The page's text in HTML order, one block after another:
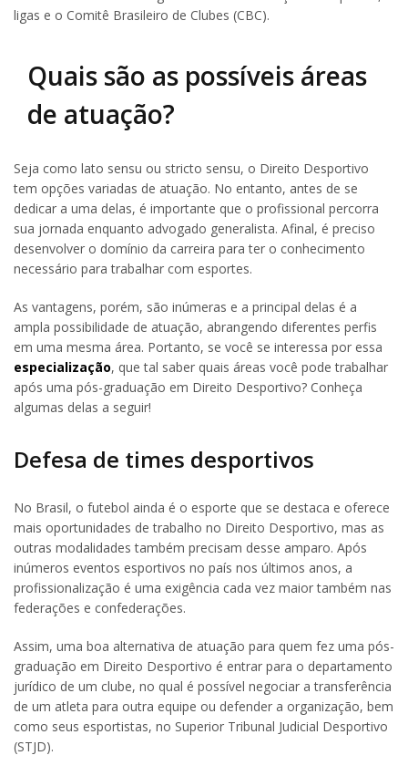
ligas e o Comitê Brasileiro de Clubes (CBC).
Quais são as possíveis áreas
de atuação?
Seja como lato sensu ou stricto sensu, o Direito Desportivo
tem opções variadas de atuação. No entanto, antes de se
dedicar a uma delas, é importante que o profissional percorra
sua jornada enquanto advogado generalista. Afinal, é preciso
desenvolver o domínio da carreira para ter o conhecimento
necessário para trabalhar com esportes.
As vantagens, porém, são inúmeras e a principal delas é a
ampla possibilidade de atuação, abrangendo diferentes perfis
em uma mesma área. Portanto, se você se interessa por essa
especialização, que tal saber quais áreas você pode trabalhar
após uma pós-graduação em Direito Desportivo? Conheça
algumas delas a seguir!
Defesa de times desportivos
No Brasil, o futebol ainda é o esporte que se destaca e oferece
mais oportunidades de trabalho no Direito Desportivo, mas as
outras modalidades também precisam desse amparo. Após
inúmeros eventos esportivos no país nos últimos anos, a
profissionalização é uma exigência cada vez maior também nas
federações e confederações.
Assim, uma boa alternativa de atuação para quem fez uma pós-
graduação em Direito Desportivo é entrar para o departamento
jurídico de um clube, no qual é possível negociar a transferência
de um atleta para outra equipe ou defender a organização, bem
como seus esportistas, no Superior Tribunal Judicial Desportivo
(STJD).